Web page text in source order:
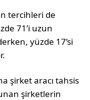
tercihleri de
71’i uzun
yüzde 17’si
şirket aracı tahsis
şirketlerin